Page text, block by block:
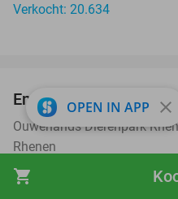
shopping_cart
Verkocht: 20.634
Entree voor
Ouwehands Dierenpark
Rhenen
Verkocht: 3.339
OPEN IN APP close